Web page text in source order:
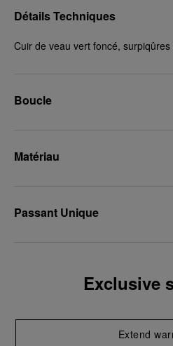
Détails Techniques
Cuir de veau vert foncé,
Boucle
Matériau
Passant Unique
Exclusive
Extend